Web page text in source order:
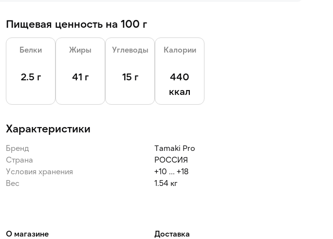
Пищевая ценность на 100 г
Белки
2.5 г
Жиры
41 г
Углеводы
15 г
Калории
440
ккал
Характеристики
Бренд
Tamaki Pro
Страна
РОССИЯ
Условия хранения
+10 ... +18
Вес
1.54 кг
О магазине Доставка